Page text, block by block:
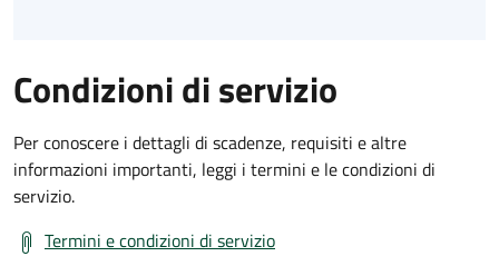
Condizioni di servizio
Per conoscere i dettagli di scadenze, requisiti e altre
informazioni importanti, leggi i termini e le condizioni di
servizio.
Termini e condizioni di servizio